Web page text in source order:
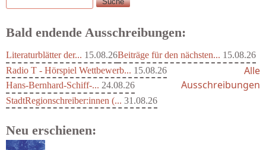
Bald endende Ausschreibungen:
Literaturblätter der... 15.08.26Beiträge für den nächsten... 15.08.26
Radio T - Hörspiel Wettbewerb... 15.08.26
Hans-Bernhard-Schiff-... 24.08.26
StadtRegionschreiber:innen (... 31.08.26
Alle
Ausschreibungen
Neu erschienen: